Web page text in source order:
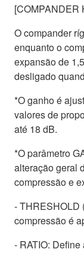
[COMPANDER
O compander
enquanto o
expansão de
desligado
*O ganho é
valores de
até 18 dB.
*O parâmetro
alteração geral
compressão e
- THRESHOLD
compressão é
- RATIO: